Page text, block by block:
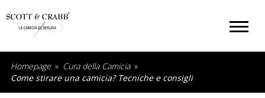
Homepage » Cura della Camicia »
Come stirare una camicia? Tecniche e consigli